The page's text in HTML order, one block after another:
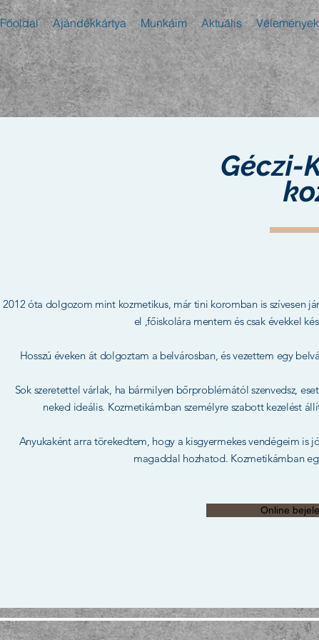
Főoldal Ajándékkártya Munkáim Aktuális Vélemények
Géczi-
2012 óta dolgozom mint kozmetikus, már tini koromban is szívesen
el ,főiskolára mentem és csak évekkel
Hosszú éveken át dolgoztam a belvárosban, és vezettem egy
Sok szeretettel várlak, ha bármilyen bőrproblémától szenvedsz,
neked ideális. Kozmetikámban személyre szabott kezelést
Anyukaként arra törekedtem, hogy a kisgyermekes vendégeim
magaddal hozhatod. Kozmetikámban
Online